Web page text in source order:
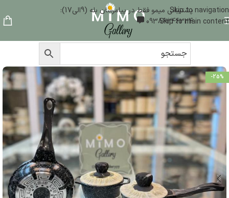
Skip to navigation
Skip to main content
پشتیبانی میمو فقط در پیامرسان بله (9الی17):
09386346324
-25%